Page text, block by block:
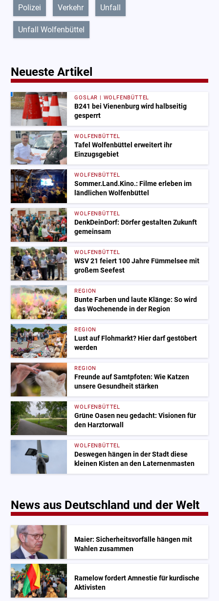
Polizei Verkehr Unfall
Unfall Wolfenbüttel
Neueste Artikel
GOSLAR | WOLFENBÜTTEL
B241 bei Vienenburg wird halbseitig
gesperrt
WOLFENBÜTTEL
Tafel Wolfenbüttel erweitert ihr
Einzugsgebiet
WOLFENBÜTTEL
Sommer.Land.Kino.: Filme erleben im
ländlichen Wolfenbüttel
WOLFENBÜTTEL
DenkDeinDorf: Dörfer gestalten Zukunft
gemeinsam
WOLFENBÜTTEL
WSV 21 feiert 100 Jahre Fümmelsee mit
großem Seefest
REGION
Bunte Farben und laute Klänge: So wird
das Wochenende in der Region
REGION
Lust auf Flohmarkt? Hier darf gestöbert
werden
REGION
Freunde auf Samtpfoten: Wie Katzen
unsere Gesundheit stärken
WOLFENBÜTTEL
Grüne Oasen neu gedacht: Visionen für
den Harztorwall
WOLFENBÜTTEL
Deswegen hängen in der Stadt diese
kleinen Kisten an den Laternenmasten
News aus Deutschland und der Welt
Maier: Sicherheitsvorfälle hängen mit
Wahlen zusammen
Ramelow fordert Amnestie für kurdische
Aktivisten